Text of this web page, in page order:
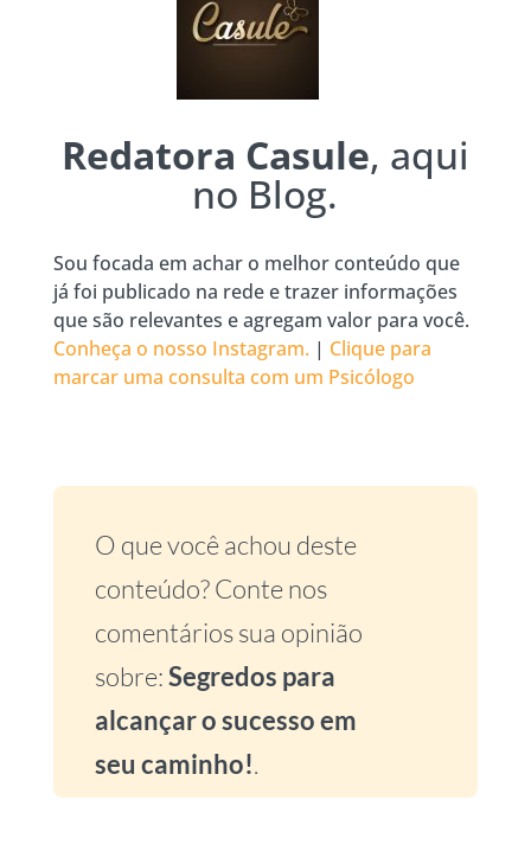
Redatora Casule, aqui
no Blog.
Sou focada em achar o melhor conteúdo que
já foi publicado na rede e trazer informações
que são relevantes e agregam valor para você.
Conheça o nosso Instagram. | Clique para
marcar uma consulta com um Psicólogo
O que você achou deste
conteúdo? Conte nos
comentários sua opinião
sobre:Segredos para
alcançar o sucesso em
seu caminho!.